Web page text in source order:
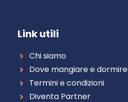
Link utili
Chi siamo
Dove mangiare e dormire
Termini e condizioni
Diventa Partner